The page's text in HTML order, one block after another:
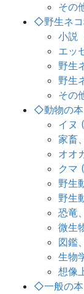
その
◇野生ネ
小説
エッ
野生
野生
その
◇動物の
イヌ
家畜
オオ
クマ
野生
野生
恐竜
微生
図鑑
生物
想像
◇一般の